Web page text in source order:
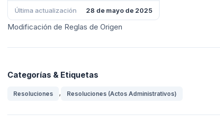
Última actualización 28 de mayo de 2025
Modificación de Reglas de Origen
Categorías & Etiquetas
Resoluciones , Resoluciones (Actos Administrativos)